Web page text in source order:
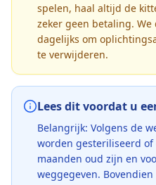
spelen, haal altijd de
zeker geen betaling.
dagelijks om
te verwijderen.
Lees dit voordat u
Belangrijk: Volgens de
worden gesteriliseerd
maanden oud zijn en
weggegeven.